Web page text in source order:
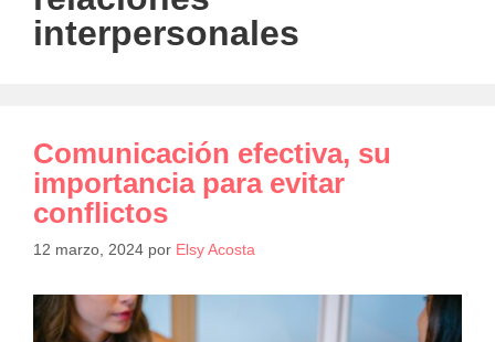
interpersonales
Comunicación efectiva, su
importancia para evitar
conflictos
12 marzo, 2024 por Elsy Acosta